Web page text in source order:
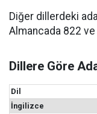
Diğer dillerdeki
Almancada 822 ve
Dillere Göre
Dil
İngilizce